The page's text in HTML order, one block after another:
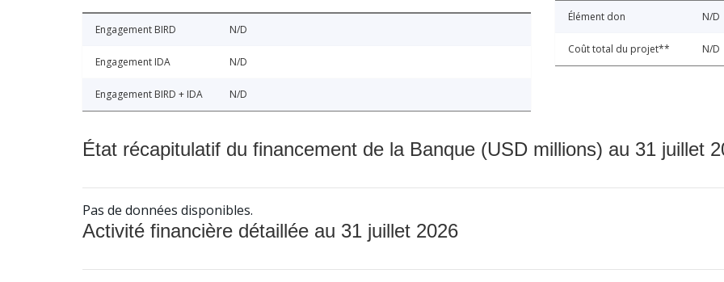
Engagement BIRD N/D
Engagement IDA N/D
Engagement BIRD + IDA N/D
Élément don N/D
Coût total du projet** N/D
État récapitulatif du financement de la Banque (USD millions) au 31 juillet
Pas de données disponibles.
Activité financière détaillée au 31 juillet 2026